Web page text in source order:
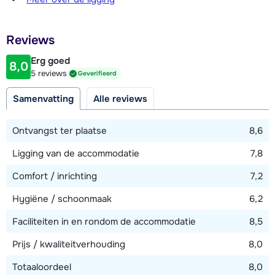
één met een 2-persoonsbed, één met twee 1-
persoonsbed en 1-persoonsbed. Drie badkamers (allen en-
toilet en één met bad, douche en toilet.
Op de derde verdieping vind je een 4-persoons slaapkamer
met een 2-persoonsbed, twee 1-persoonsbedden en en-
suite badkamer met bad en toilet.
1000 meter
1000 meter
Afstand tot piste
350 meter
Reviews
8,0 Erg goed
5 reviews Geverifieerd
Samenvatting Alle reviews
Ontvangst ter plaatse
8,6
Ligging van de accommodatie
7,8
Comfort / inrichting
7,2
Hygiëne / schoonmaak
6,2
Faciliteiten in en rondom de accommodatie
8,5
Prijs / kwaliteitverhouding
8,0
Totaaloordeel
8,0